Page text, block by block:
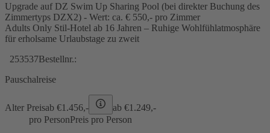
Upgrade auf DZ Swim Up Sharing Pool (bei direkter Buchung des
Zimmertyps DZX2) - Wert: ca. € 550,- pro Zimmer
Adults Only Stil-Hotel ab 16 Jahren – Ruhige Wohlfühlatmosphäre
für erholsame Urlaubstage zu zweit
253537Bestellnr.:
Pauschalreise
Alter Preisab €1.456,- ab €1.249,-
pro PersonPreis pro Person